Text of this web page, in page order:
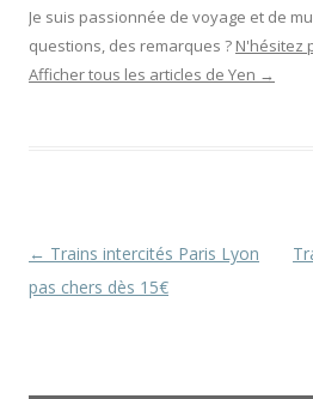
Je suis passionnée de voyage et de
questions, des remarques ? N'hésitez
Afficher tous les articles de Yen →
Navigation
des
← Trains intercités Paris Lyon
pas chers dès 15€